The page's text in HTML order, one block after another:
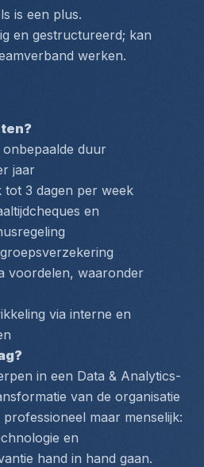
is een plus.
en gestructureerd; kan
werken.
duur
jaar
tot 3 dagen per week
en
voordelen, waaronder
via interne en
in een Data & Analytics-
van de organisatie
maar menselijk:
en
hand in hand gaan.